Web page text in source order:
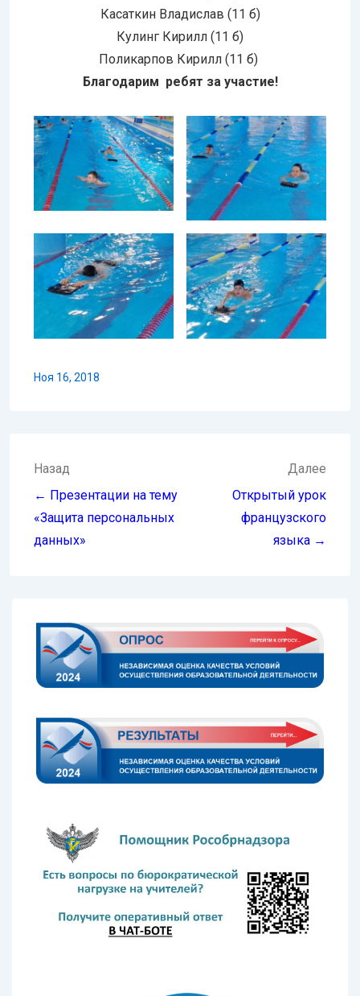
Касаткин Владислав (11 б)
Кулинг Кирилл (11 б)
Поликарпов Кирилл (11 б)
Благодарим ребят за участие!
Ноя 16, 2018
Навигация
по
записям
Назад
← Презентации на тему
«Защита персональных
данных»
Далее
Открытый урок
французского
языка →